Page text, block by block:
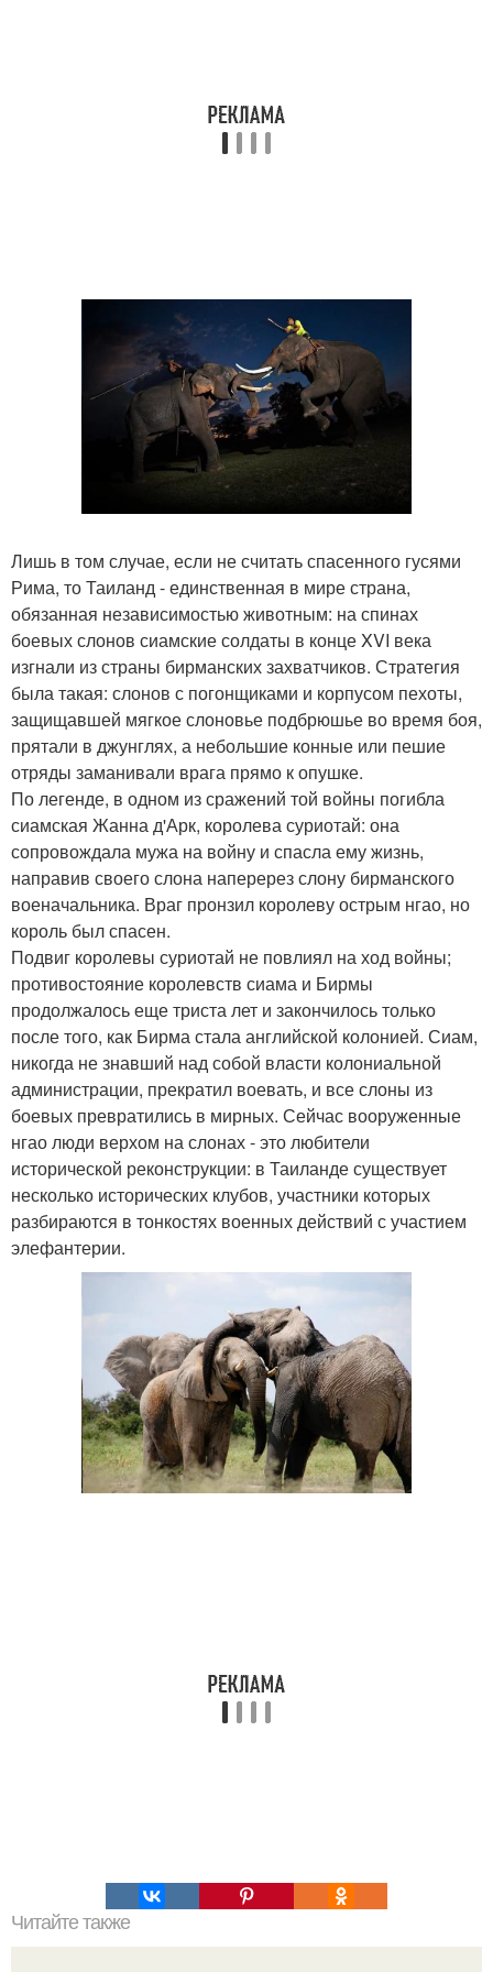
Лишь в том случае, если не считать спасенного гусями
Рима, то Таиланд - единственная в мире страна,
обязанная независимостью животным: на спинах
боевых слонов сиамские солдаты в конце XVI века
изгнали из страны бирманских захватчиков. Стратегия
была такая: слонов с погонщиками и корпусом пехоты,
защищавшей мягкое слоновье подбрюшье во время боя,
прятали в джунглях, а небольшие конные или пешие
отряды заманивали врага прямо к опушке.
По легенде, в одном из сражений той войны погибла
сиамская Жанна д'Арк, королева суриотай: она
сопровождала мужа на войну и спасла ему жизнь,
направив своего слона наперерез слону бирманского
военачальника. Враг пронзил королеву острым нгао, но
король был спасен.
Подвиг королевы суриотай не повлиял на ход войны;
противостояние королевств сиама и Бирмы
продолжалось еще триста лет и закончилось только
после того, как Бирма стала английской колонией. Сиам,
никогда не знавший над собой власти колониальной
администрации, прекратил воевать, и все слоны из
боевых превратились в мирных. Сейчас вооруженные
нгао люди верхом на слонах - это любители
исторической реконструкции: в Таиланде существует
несколько исторических клубов, участники которых
разбираются в тонкостях военных действий с участием
элефантерии.
Читайте также